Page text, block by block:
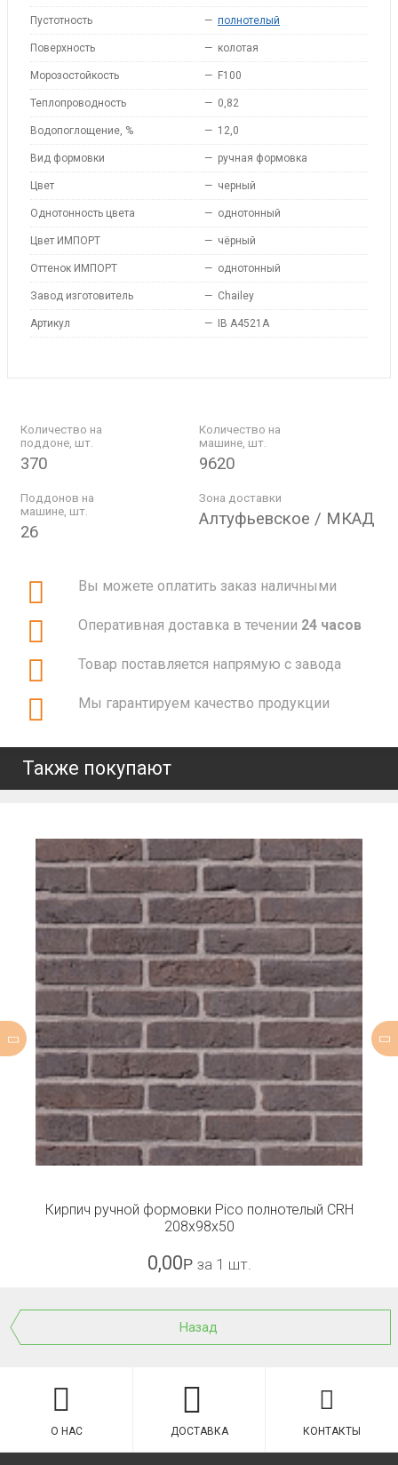
Пустотность — полнотелый
Поверхность — колотая
Морозостойкость — F100
Теплопроводность — 0,82
Водопоглощение, % — 12,0
Вид формовки — ручная формовка
Цвет — черный
Однотонность цвета — однотонный
Цвет ИМПОРТ — чёрный
Оттенок ИМПОРТ — однотонный
Завод изготовитель — Chailey
Артикул — IB A4521A
Количество на
поддоне, шт.
370
Количество на
машине, шт.
9620
Поддонов на
машине, шт.
26
Зона доставки
Алтуфьевское / МКАД
Вы можете оплатить заказ наличными
Оперативная доставка в течении 24 часов
Товар поставляется напрямую с завода
Мы гарантируем качество продукции
Также покупают
Кирпич ручной формовки Pico полнотелый CRH
208x98x50
0,00Р за 1 шт.
Назад
О НАС ДОСТАВКА КОНТАКТЫ